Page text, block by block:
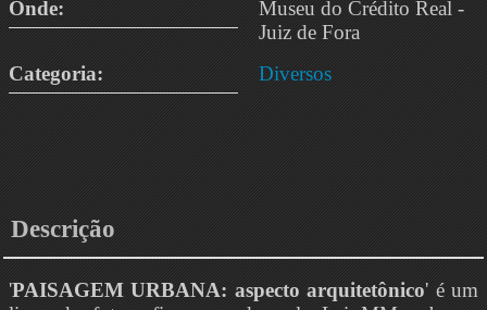
Onde:
Museu do Crédito Real -
Juiz de Fora
Categoria:
Diversos
Descrição
'PAISAGEM URBANA: aspecto arquitetônico' é um